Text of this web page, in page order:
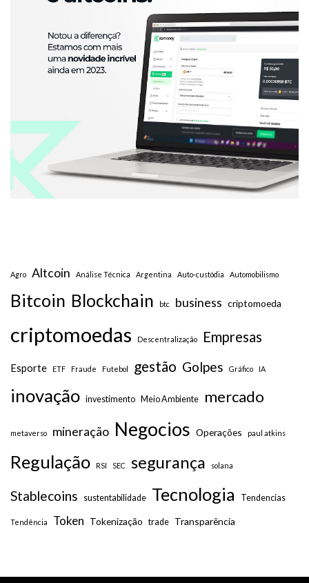
Agro Altcoin Análise Técnica Argentina Auto-custódia Automobilismo
Bitcoin Blockchain btc business criptomoeda
criptomoedas Descentralização Empresas
Esporte ETF Fraude Futebol gestão Golpes Gráfico IA
inovação investimento Meio Ambiente mercado
metaverso mineração Negocios Operações paul atkins
Regulação RSI SEC segurança solana
Stablecoins sustentabilidade Tecnologia Tendencias
Tendência Token Tokenização trade Transparência